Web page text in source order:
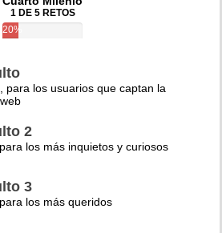
1 DE 5 RETOS
20%
para los usuarios que captan la
2
los más inquietos y curiosos
3
los más queridos